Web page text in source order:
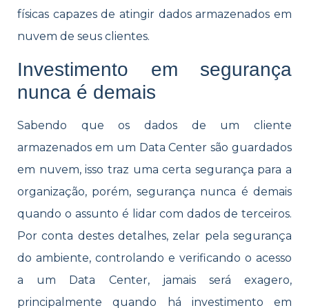
físicas capazes de atingir dados armazenados em
nuvem de seus clientes.
Investimento em segurança
nunca é demais
Sabendo que os dados de um cliente
armazenados em um Data Center são guardados
em nuvem, isso traz uma certa segurança para a
organização, porém, segurança nunca é demais
quando o assunto é lidar com dados de terceiros.
Por conta destes detalhes, zelar pela segurança
do ambiente, controlando e verificando o acesso
a um Data Center, jamais será exagero,
principalmente quando há investimento em